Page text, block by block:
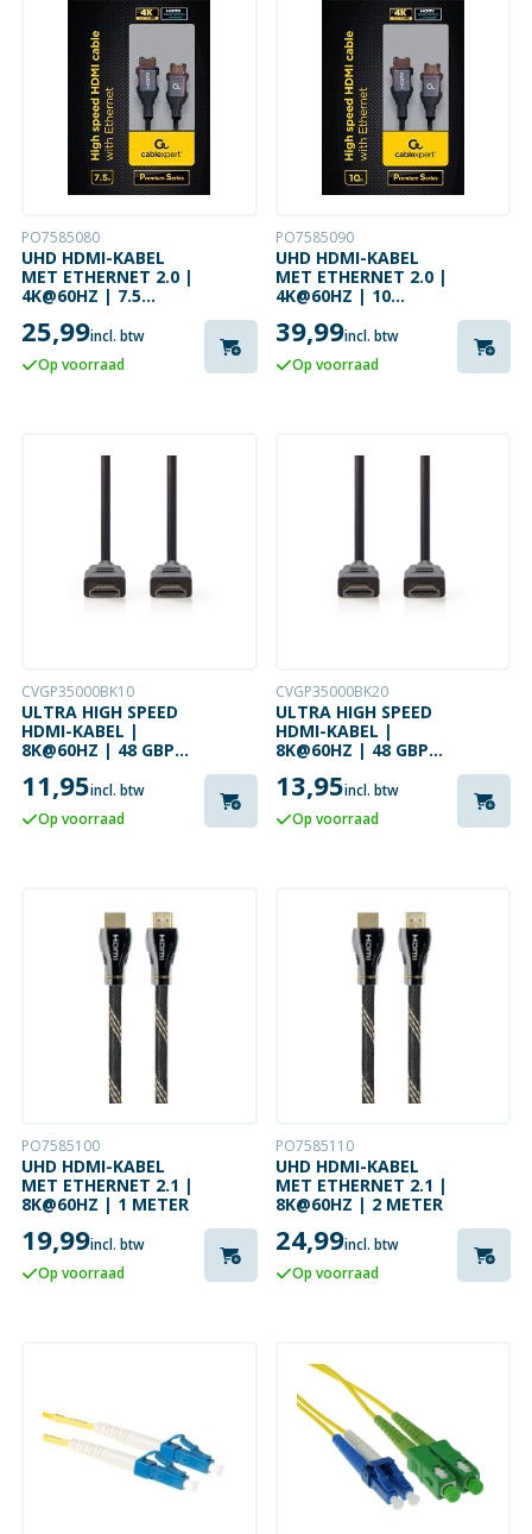
PO7585080
UHD HDMI-KABEL
MET ETHERNET 2.0 |
4K@60HZ | 7.5
25,99incl. btw
Op voorraad
PO7585090
UHD HDMI-KABEL
MET ETHERNET 2.0 |
4K@60HZ | 10
39,99incl. btw
Op voorraad
CVGP35000BK10
ULTRA HIGH SPEED
HDMI-KABEL |
8K@60HZ | 48 GBPS
11,95incl. btw
Op voorraad
CVGP35000BK20
ULTRA HIGH SPEED
HDMI-KABEL |
8K@60HZ | 48 GBPS
13,95incl. btw
Op voorraad
PO7585100
UHD HDMI-KABEL
MET ETHERNET 2.1 |
8K@60HZ | 1 METER
19,99incl. btw
Op voorraad
PO7585110
UHD HDMI-KABEL
MET ETHERNET 2.1 |
8K@60HZ | 2 METER
24,99incl. btw
Op voorraad